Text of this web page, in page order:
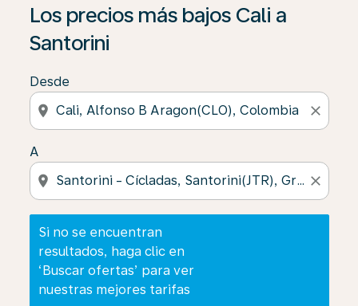
Los precios más bajos Cali a
Santorini
Desde
location_on close
A
location_on close
Si no se encuentran
resultados, haga clic en
‘Buscar ofertas’ para ver
nuestras mejores tarifas
Si no se encuentran resultados, haga clic en ‘Buscar